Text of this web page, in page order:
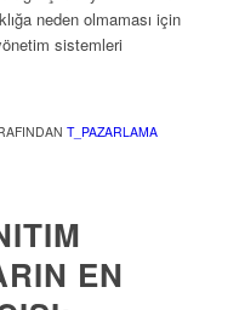
neden olmaması için
sistemleri
T_PAZARLAMA
EN